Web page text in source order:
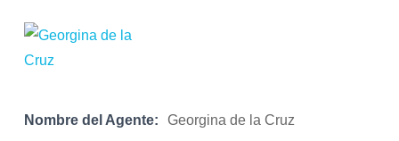
Nombre del Agente: Georgina de la Cruz